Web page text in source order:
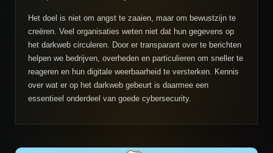
Het doel is niet om angst te zaaien, maar om bewustzijn te
creëren. Veel organisaties weten niet dat hun gegevens op
het darkweb circuleren. Door er transparant over te berichten
helpen we bedrijven, overheden en particulieren om sneller te
reageren en hun digitale weerbaarheid te versterken. Kennis
over wat er op het darkweb gebeurt is daarmee een
essentieel onderdeel van goede cybersecurity.